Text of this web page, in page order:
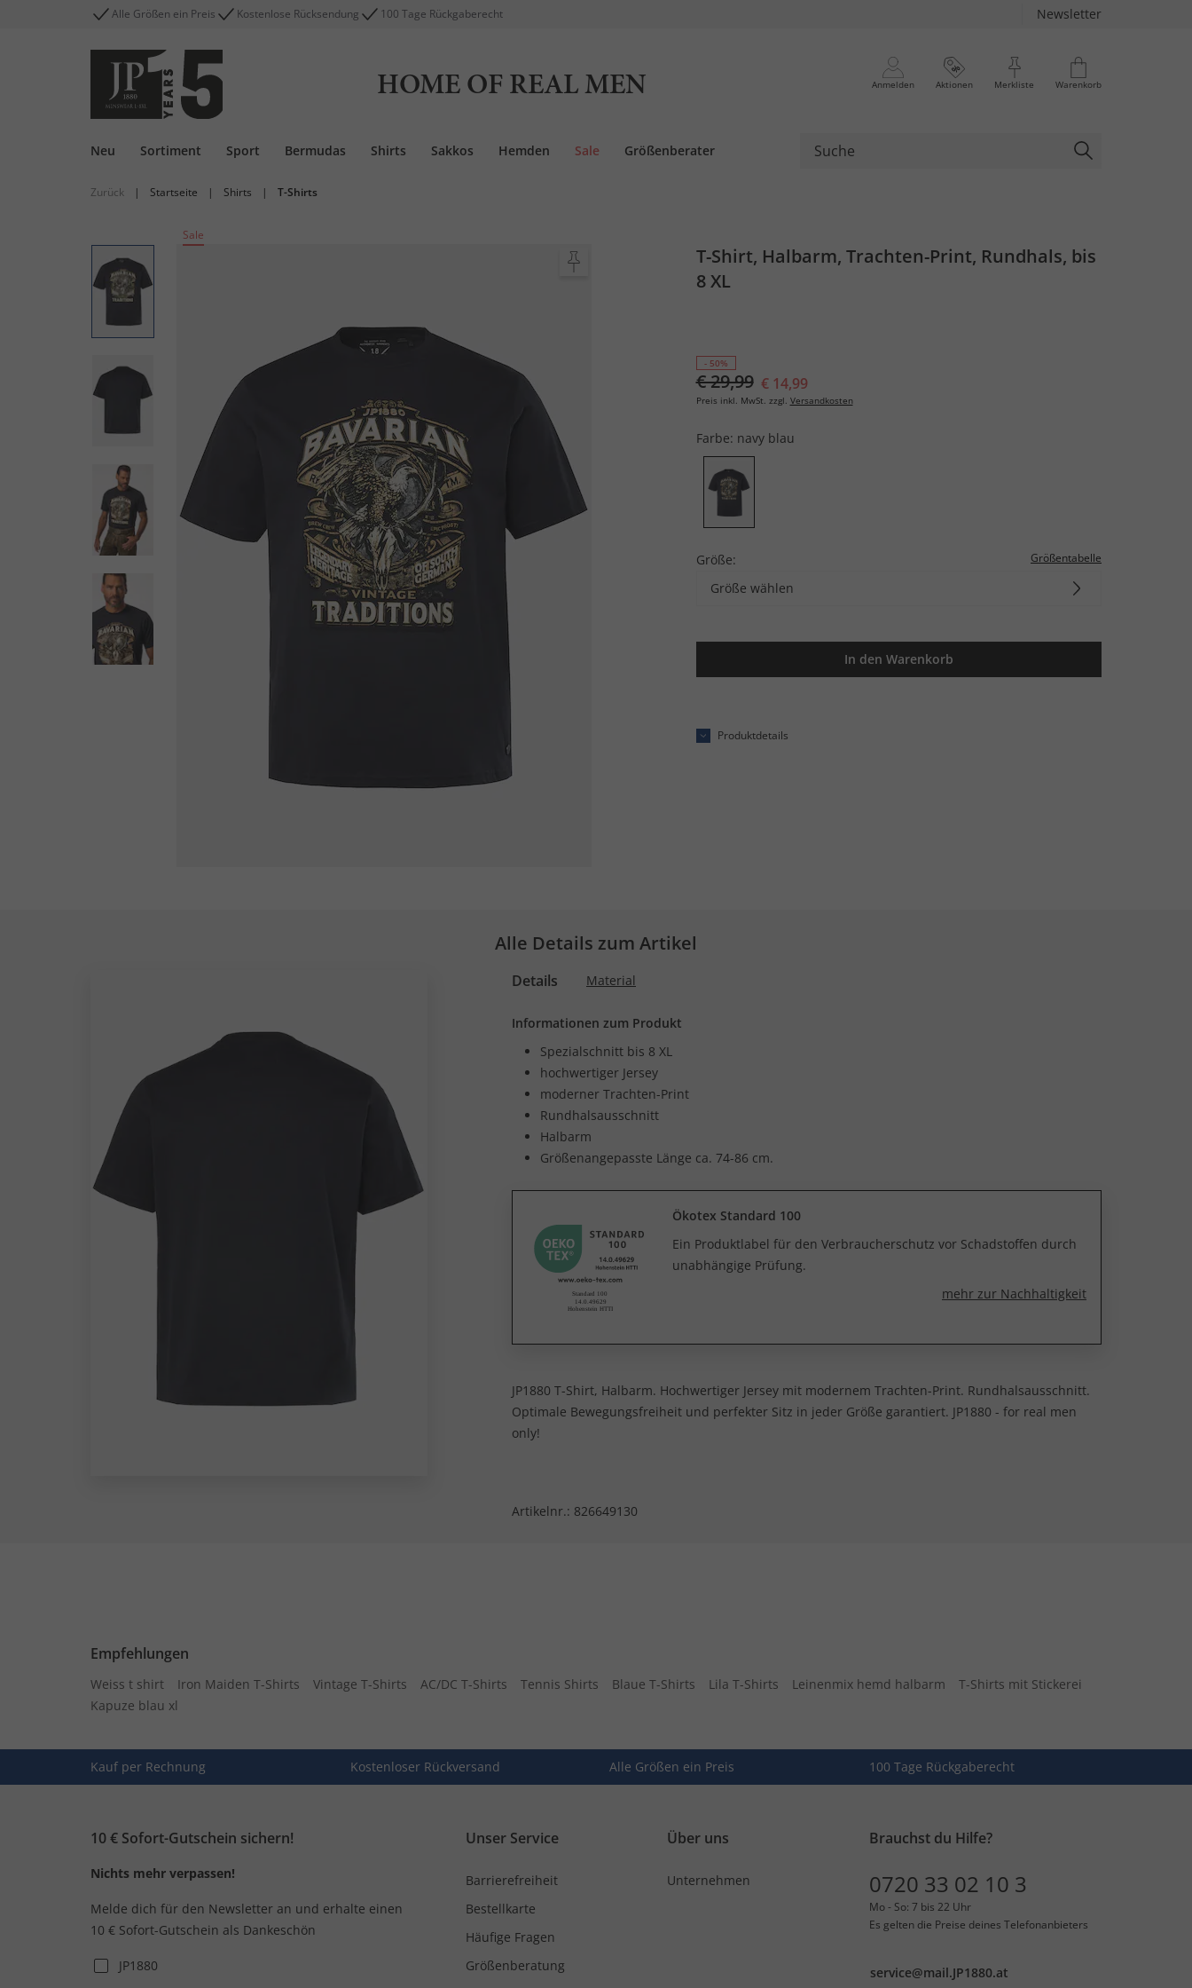
Alle Größen ein Preis Kostenlose Rücksendung 100 Tage Rückgaberecht Newsletter
HOME OF REAL MEN Anmelden Aktionen Merkliste Warenkorb
Neu Sortiment Sport Bermudas Shirts Sakkos Hemden Sale Größenberater
Zurück | Startseite | Shirts | T-Shirts
Sale
T-Shirt, Halbarm, Trachten-Print, Rundhals, bis
8 XL
- 50%
€ 29,99 € 14,99
Preis inkl. MwSt. zzgl. Versandkosten
Farbe: navy blau
Größe: Größentabelle
Größe wählen
In den Warenkorb
Produktdetails
Alle Details zum Artikel
Details Material
Informationen zum Produkt
Spezialschnitt bis 8 XL
hochwertiger Jersey
moderner Trachten-Print
Rundhalsausschnitt
Halbarm
Größenangepasste Länge ca. 74-86 cm.
Ökotex Standard 100
Ein Produktlabel für den Verbraucherschutz vor Schadstoffen durch
unabhängige Prüfung.
mehr zur Nachhaltigkeit
JP1880 T-Shirt, Halbarm. Hochwertiger Jersey mit modernem Trachten-Print. Rundhalsausschnitt.
Optimale Bewegungsfreiheit und perfekter Sitz in jeder Größe garantiert. JP1880 - for real men
only!
Artikelnr.: 826649130
Empfehlungen
Weiss t shirt Iron Maiden T-Shirts Vintage T-Shirts AC/DC T-Shirts Tennis Shirts Blaue T-Shirts Lila T-Shirts Leinenmix hemd halbarm
T-Shirts mit Stickerei
Kapuze blau xl
Kauf per Rechnung Kostenloser Rückversand Alle Größen ein Preis 100 Tage Rückgaberecht
10 € Sofort-Gutschein sichern!
Nichts mehr verpassen!
Melde dich für den Newsletter an und erhalte einen
10 € Sofort-Gutschein als Dankeschön
JP1880
Unser Service
Barrierefreiheit
Bestellkarte
Häufige Fragen
Größenberatung
Über uns
Unternehmen
Brauchst du Hilfe?
0720 33 02 10 3
Mo - So: 7 bis 22 Uhr
Es gelten die Preise deines Telefonanbieters
service@mail.JP1880.at